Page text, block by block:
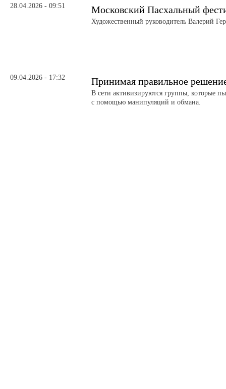
28.04.2026 - 09:51 Московский Пасхальный
Художественный руководитель Валерий
09.04.2026 - 17:32 Принимая правильное
В сети активизируются группы, которые
с помощью манипуляций и обмана.